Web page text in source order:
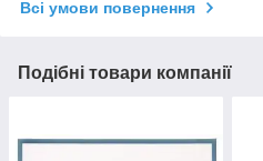
Всі умови повернення
Подібні товари компанії